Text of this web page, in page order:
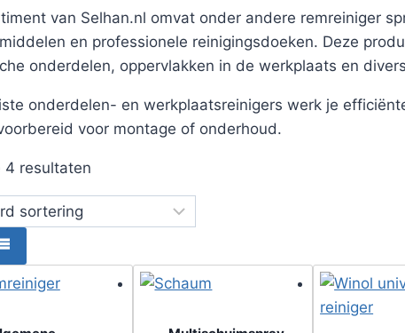
van Selhan.nl omvat onder andere remreiniger
en professionele reinigingsdoeken. Deze
onderdelen, oppervlakken in de werkplaats en
onderdelen- en werkplaatsreinigers werk je
voor montage of onderhoud.
4 resultaten